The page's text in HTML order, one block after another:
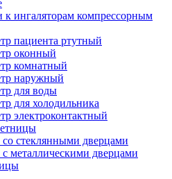
к ингаляторам компрессорным
пациента ртутный
оконный
комнатный
наружный
для воды
для холодильника
электроконтактный
стеклянными дверцами
металлическими дверцами